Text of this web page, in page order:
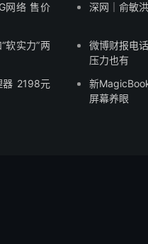
网络 售价
深网｜俞敏
软实力”两
微博财报电
压力也有
器 2198元
新
屏幕养眼